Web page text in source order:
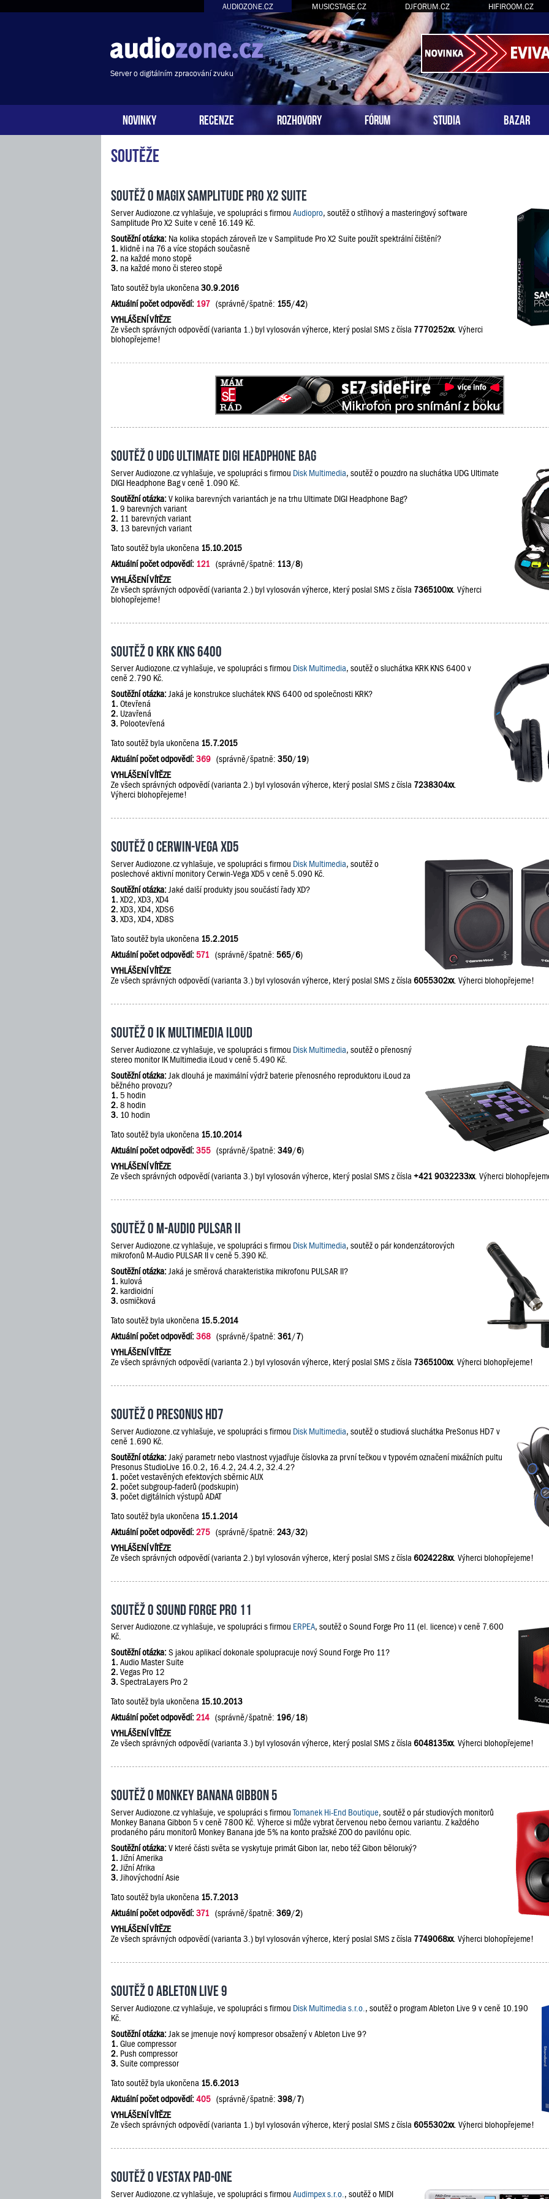
AUDIOZONE.CZ MUSICSTAGE.CZ DJFORUM.CZ HIFIROOM.CZ
Server o digitálním zpracování zvuku
NOVINKY RECENZE ROZHOVORY FÓRUM STUDIA BAZAR
Soutěže
Soutěž o Magix Samplitude Pro X2 Suite
Server Audiozone.cz vyhlašuje, ve spolupráci s firmou Audiopro, soutěž o střihový a masteringový software
Samplitude Pro X2 Suite v ceně 16.149 Kč.
Soutěžní otázka: Na kolika stopách zároveň lze v Samplitude Pro X2 Suite použít spektrální čištění?
1. klidně i na 76 a více stopách současně
2. na každé mono stopě
3. na každé mono či stereo stopě
Tato soutěž byla ukončena 30.9.2016
Aktuální počet odpovědí: 197 (správně/špatně: 155/42)
VYHLÁŠENÍ VÍTĚZE
Ze všech správných odpovědí (varianta 1.) byl vylosován výherce, který poslal SMS z čísla 7770252xx. Výherci
blohopřejeme!
Soutěž o UDG Ultimate DIGI Headphone Bag
Server Audiozone.cz vyhlašuje, ve spolupráci s firmou Disk Multimedia, soutěž o pouzdro na sluchátka UDG Ultimate
DIGI Headphone Bag v ceně 1.090 Kč.
Soutěžní otázka:V kolika barevných variantách je na trhu Ultimate DIGI Headphone Bag?
1. 9 barevných variant
2. 11 barevných variant
3. 13 barevných variant
Tato soutěž byla ukončena 15.10.2015
Aktuální počet odpovědí: 121 (správně/špatně: 113/8)
VYHLÁŠENÍ VÍTĚZE
Ze všech správných odpovědí (varianta 2.) byl vylosován výherce, který poslal SMS z čísla 7365100xx. Výherci
blohopřejeme!
Soutěž o KRK KNS 6400
Server Audiozone.cz vyhlašuje, ve spolupráci s firmou Disk Multimedia, soutěž o sluchátka KRK KNS 6400 v
ceně 2.790 Kč.
Soutěžní otázka:Jaká je konstrukce sluchátek KNS 6400 od společnosti KRK?
1.Otevřená
2. Uzavřená
3. Polootevřená
Tato soutěž byla ukončena 15.7.2015
Aktuální počet odpovědí:369 (správně/špatně: 350/19)
VYHLÁŠENÍ VÍTĚZE
Ze všech správných odpovědí (varianta 2.) byl vylosován výherce, který poslal SMS z čísla 7238304xx.
Výherci blohopřejeme!
Soutěž o Cerwin-Vega XD5
Server Audiozone.cz vyhlašuje, ve spolupráci s firmou Disk Multimedia, soutěž o
poslechové aktivní monitory Cerwin-Vega XD5 v ceně 5.090 Kč.
Soutěžní otázka: Jaké další produkty jsou součástí řady XD?
1. XD2, XD3, XD4
2. XD3, XD4, XDS6
3. XD3, XD4, XD8S
Tato soutěž byla ukončena 15.2.2015
Aktuální počet odpovědí:571 (správně/špatně: 565/6)
VYHLÁŠENÍ VÍTĚZE
Ze všech správných odpovědí (varianta 3.) byl vylosován výherce, který poslal SMS z čísla 6055302xx. Výherci blohopřejeme!
Soutěž o IK Multimedia iLoud
Server Audiozone.cz vyhlašuje, ve spolupráci s firmou Disk Multimedia, soutěž o přenosný
stereo monitor IK Multimedia iLoud v ceně 5.490 Kč.
Soutěžní otázka: Jak dlouhá je maximální výdrž baterie přenosného reproduktoru iLoud za
běžného provozu?
1. 5 hodin
2. 8 hodin
3. 10 hodin
Tato soutěž byla ukončena 15.10.2014
Aktuální počet odpovědí:355 (správně/špatně: 349/6)
VYHLÁŠENÍ VÍTĚZE
Ze všech správných odpovědí (varianta 3.) byl vylosován výherce, který poslal SMS z čísla +421 9032233xx. Výherci
Soutěž o M-Audio PULSAR II
Server Audiozone.cz vyhlašuje, ve spolupráci s firmou Disk Multimedia, soutěž o pár kondenzátorových
mikrofonů M-Audio PULSAR II v ceně 5.390 Kč.
Soutěžní otázka: Jaká je směrová charakteristika mikrofonu PULSAR II?
1. kulová
2. kardioidní
3. osmičková
Tato soutěž byla ukončena 15.5.2014
Aktuální počet odpovědí:368 (správně/špatně: 361/7)
VYHLÁŠENÍ VÍTĚZE
Ze všech správných odpovědí (varianta 2.) byl vylosován výherce, který poslal SMS z čísla 7365100xx. Výherci blohopřejeme!
Soutěž o PreSonus HD7
Server Audiozone.cz vyhlašuje, ve spolupráci s firmou Disk Multimedia, soutěž o studiová sluchátka PreSonus HD7 v
ceně 1.690 Kč.
Soutěžní otázka: Jaký parametr nebo vlastnost vyjadřuje číslovka za první tečkou v typovém označení mixážních pultu
Presonus StudioLive 16.0.2, 16.4.2, 24.4.2, 32.4.2?
1. počet vestavěných efektových sběrnic AUX
2. počet subgroup-faderů (podskupin)
3. počet digitálních výstupů ADAT
Tato soutěž byla ukončena 15.1.2014
Aktuální počet odpovědí:275 (správně/špatně: 243/32)
VYHLÁŠENÍ VÍTĚZE
Ze všech správných odpovědí (varianta 2.) byl vylosován výherce, který poslal SMS z čísla 6024228xx. Výherci blohopřejeme!
Soutěž o Sound Forge Pro 11
Server Audiozone.cz vyhlašuje, ve spolupráci s firmou ERPEA, soutěž o Sound Forge Pro 11 (el. licence) v ceně 7.600
Kč.
Soutěžní otázka:S jakou aplikací dokonale spolupracuje nový Sound Forge Pro 11?
1.Audio Master Suite
2.Vegas Pro 12
3.SpectraLayers Pro 2
Tato soutěž byla ukončena 15.10.2013
Aktuální počet odpovědí:214 (správně/špatně: 196/18)
VYHLÁŠENÍ VÍTĚZE
Ze všech správných odpovědí (varianta 3.) byl vylosován výherce, který poslal SMS z čísla 6048135xx. Výherci blohopřejeme!
Soutěž o Monkey Banana Gibbon 5
Server Audiozone.cz vyhlašuje, ve spolupráci s firmouTomanek Hi-End Boutique, soutěž o pár studiových monitorů
Monkey Banana Gibbon 5 v ceně 7800 Kč. Výherce si může vybrat červenou nebo černou variantu. Z každého
prodaného páru monitorů Monkey Banana jde 5% na konto pražské ZOO do pavilónu opic.
Soutěžní otázka:V které části světa se vyskytuje primát Gibon lar, nebo též Gibon běloruký?
1. Jižní Amerika
2. Jižní Afrika
3. Jihovýchodní Asie
Tato soutěž byla ukončena 15.7.2013
Aktuální počet odpovědí:371 (správně/špatně: 369/2)
VYHLÁŠENÍ VÍTĚZE
Ze všech správných odpovědí (varianta 3.) byl vylosován výherce, který poslal SMS z čísla 7749068xx. Výherci blohopřejeme!
Soutěž o Ableton Live 9
Server Audiozone.cz vyhlašuje, ve spolupráci s firmou Disk Multimedia s.r.o. , soutěž o program Ableton Live 9 v ceně 10.190
Kč.
Soutěžní otázka: Jak se jmenuje nový kompresor obsažený v Ableton Live 9?
1. Glue compressor
2. Push compressor
3. Suite compressor
Tato soutěž byla ukončena 15.6.2013
Aktuální počet odpovědí:405 (správně/špatně: 398/7)
VYHLÁŠENÍ VÍTĚZE
Ze všech správných odpovědí (varianta 1.) byl vylosován výherce, který poslal SMS z čísla 6055302xx. Výherci blohopřejeme!
Soutěž o Vestax PAD-One
Server Audiozone.cz vyhlašuje, ve spolupráci s firmou Audimpex s.r.o. , soutěž o MIDI